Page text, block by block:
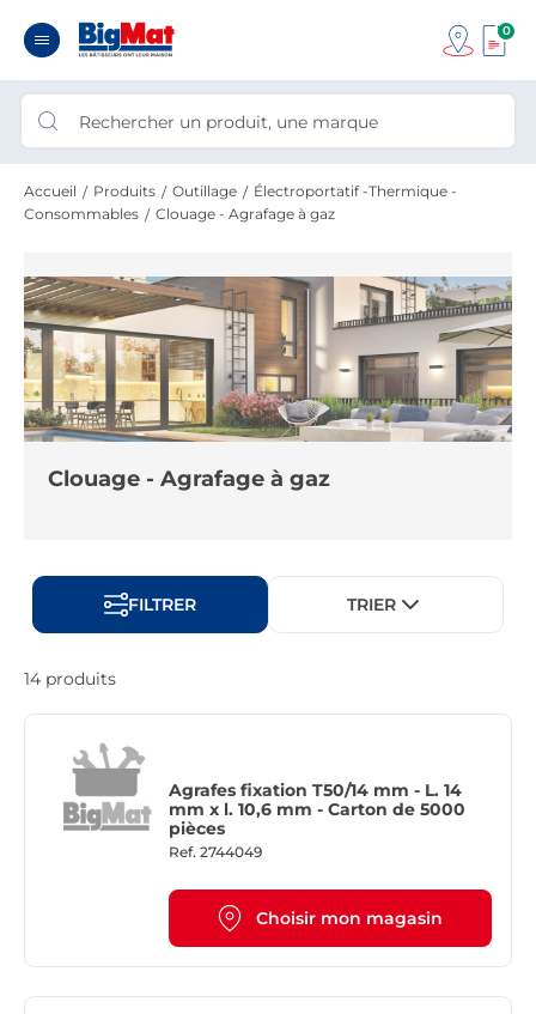
0
Accueil Produits Outillage
Électroportatif -Thermique -
Consommables
Clouage - Agrafage à gaz
Clouage - Agrafage à gaz
FILTRER TRIER
14 produits
Agrafes fixation T50/14 mm - L. 14
mm x l. 10,6 mm - Carton de 5000
pièces
Ref. 2744049
Choisir mon magasin